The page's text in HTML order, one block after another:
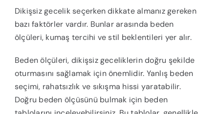
Dikişsiz gecelik seçerken dikkate almanız gereken
bazı faktörler vardır. Bunlar arasında beden
ölçüleri, kumaş tercihi ve stil beklentileri yer alır.
Beden ölçüleri, dikişsiz geceliklerin doğru şekilde
oturmasını sağlamak için önemlidir. Yanlış beden
seçimi, rahatsızlık ve sıkışma hissi yaratabilir.
Doğru beden ölçüsünü bulmak için beden